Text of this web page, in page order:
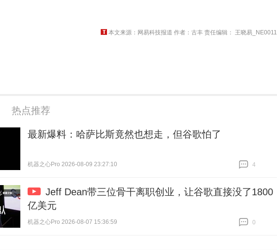
本文来源：网易科技报道 作者：古丰 责任编辑： 王晓易_NE0011
热点推荐
最新爆料：哈萨比斯竟然也想走，但谷歌怕了
机器之心Pro 2026-08-09 23:27:10
4
Jeff Dean带三位骨干离职创业，让谷歌直接没了1800
亿美元
机器之心Pro 2026-08-07 15:36:59
0